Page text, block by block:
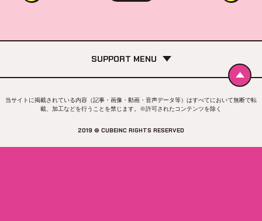
SUPPORT MENU
当サイトに掲載されている内容（記事・画像・動画・音声データ等）はすべてにおいて無断で転
載、加工などを行うことを禁じます。※許可されたコンテンツを除く
2019 © CUBEINC RIGHTS RESERVED